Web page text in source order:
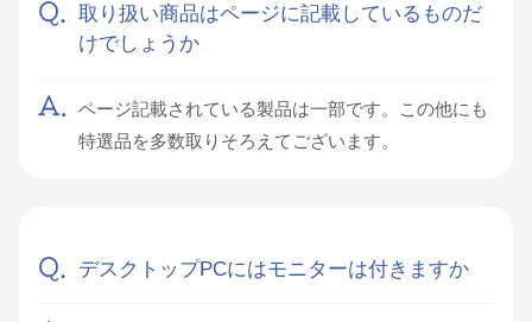
取り扱い商品はページに記載しているものだ
けでしょうか
ページ記載されている製品は一部です。この他にも
特選品を多数取りそろえてございます。
デスクトップPCにはモニターは付きますか